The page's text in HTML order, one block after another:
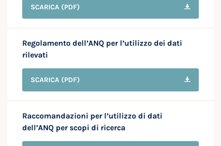
SCARICA (PDF)
Regolamento dell’ANQ per l’utilizzo dei dati
rilevati
SCARICA (PDF)
Raccomandazioni per l’utilizzo di dati
dell’ANQ per scopi di ricerca